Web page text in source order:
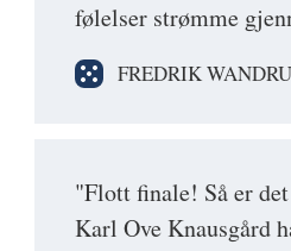
følelser strømme
FREDRIK
"Flott finale! Så er
Karl Ove Knausgård